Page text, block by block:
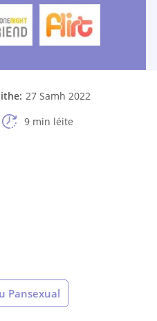
27 Samh 2022
9 min léite
Pansexual